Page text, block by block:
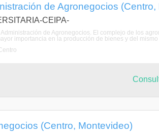
de Agronegocios
CEIPA-
de Agronegocios. El complejo de los
importancia en la producción de bienes y del
(Centro, Montevideo)